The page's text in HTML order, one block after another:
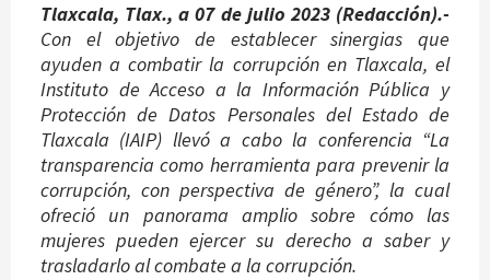
Tlaxcala, Tlax., a 07 de julio 2023 (Redacción).-
Con el objetivo de establecer sinergias que
ayuden a combatir la corrupción en Tlaxcala, el
Instituto de Acceso a la Información Pública y
Protección de Datos Personales del Estado de
Tlaxcala (IAIP) llevó a cabo la conferencia “La
transparencia como herramienta para prevenir la
corrupción, con perspectiva de género”, la cual
ofreció un panorama amplio sobre cómo las
mujeres pueden ejercer su derecho a saber y
trasladarlo al combate a la corrupción.